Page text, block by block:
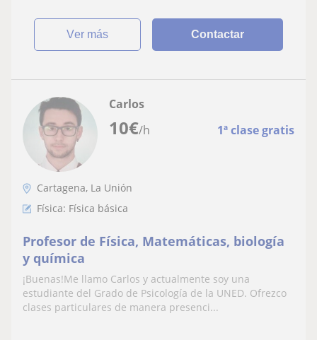
ver más Contactar
10€/h 1ª clase gratis
Carlos
Cartagena, La Unión
Física: Física básica
Profesor de Física, Matemáticas, biología
y química
¡Buenas!Me llamo Carlos y actualmente soy una
estudiante del Grado de Psicología de la UNED. Ofrezco
clases particulares de manera presenci...